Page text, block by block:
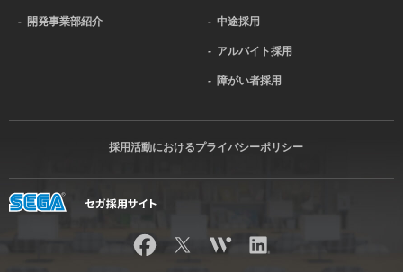
- 開発事業部紹介 - 中途採用
- アルバイト採用
- 障がい者採用
採用活動におけるプライバシーポリシー